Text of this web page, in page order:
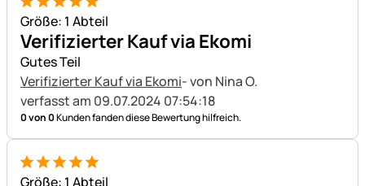
5 von 5
Größe: 1 Abteil
Verifizierter Kauf via Ekomi
Gutes Teil
Verifizierter Kauf via Ekomi- von Nina O.
verfasst am 09.07.2024 07:54:18
0 von 0Kunden fanden diese Bewertung hilfreich.
5 von 5
Größe: 1 Abteil